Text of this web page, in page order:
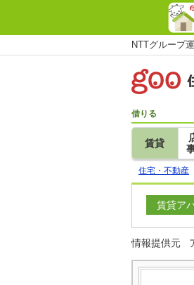
NTTグループ
借りる
賃貸
住宅・不動産
賃貸ア
情報提供元